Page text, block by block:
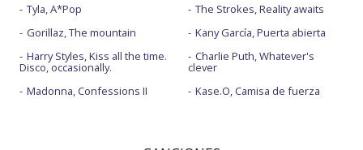
Tyla, A*Pop
Gorillaz, The mountain
Harry Styles, Kiss all the time.
Disco, occasionally.
Madonna, Confessions II
The Strokes, Reality awaits
Kany García, Puerta abierta
Charlie Puth, Whatever's
clever
Kase.O, Camisa de fuerza